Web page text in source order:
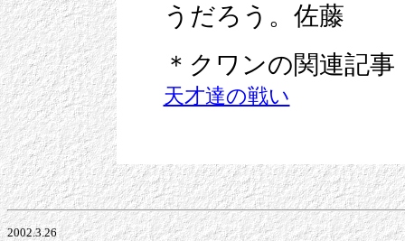
うだろう。佐藤
＊クワンの関連記事
天才達の戦い
2002.3.26